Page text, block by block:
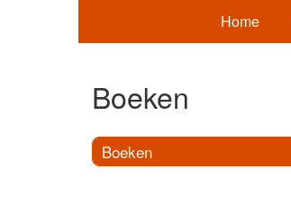
Home
Boeken
Boeken